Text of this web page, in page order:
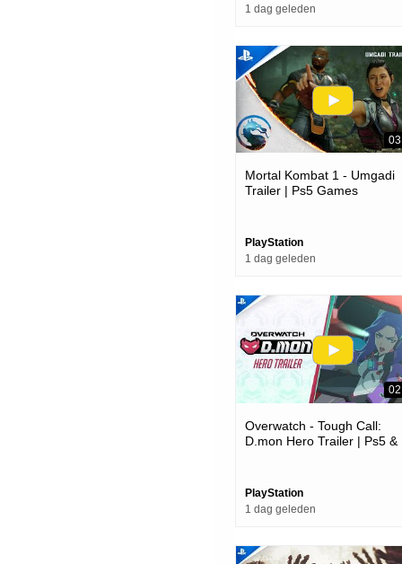
1 dag geleden
Mortal Kombat 1 - Umgadi
Trailer | Ps5 Games
PlayStation
1 dag geleden
Overwatch - Tough Call:
D.mon Hero Trailer | Ps5 &
PlayStation
1 dag geleden